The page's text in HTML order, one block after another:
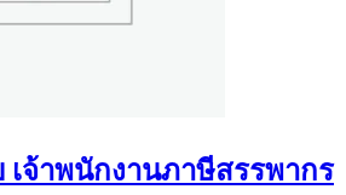
เจ้าพนักงานภาษีสรรพากร